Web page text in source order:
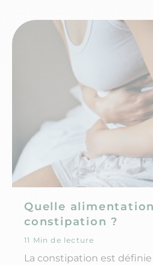
Quelle
constipation ?
11 Min de lecture
La constipation est